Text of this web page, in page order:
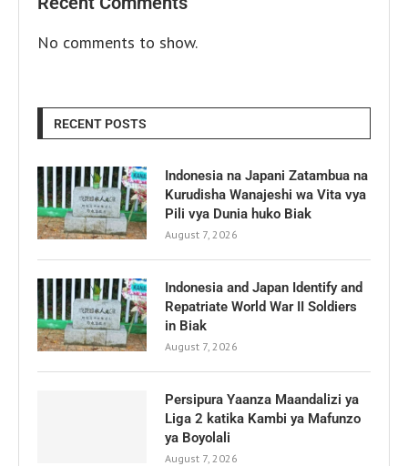
No comments to show.
RECENT POSTS
Indonesia na Japani Zatambua na
Kurudisha Wanajeshi wa Vita vya
Pili vya Dunia huko Biak
August 7, 2026
Indonesia and Japan Identify and
Repatriate World War II Soldiers
in Biak
August 7, 2026
Persipura Yaanza Maandalizi ya
Liga 2 katika Kambi ya Mafunzo
ya Boyolali
August 7, 2026